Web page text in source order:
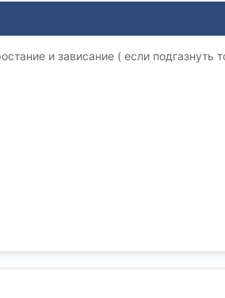
и зависание ( если подгазнуть